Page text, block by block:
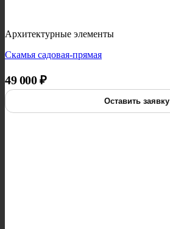
Архитектурные элементы
Скамья садовая-прямая
49 000₽
Оставить заявку